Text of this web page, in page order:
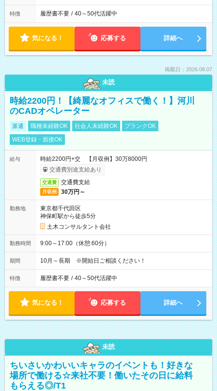
特徴 履歴書不要 / 40～50代活躍中
気になる！ 応募する 詳細へ
掲載日：2026.08.07
未読
時給2200円！【綺麗なオフィスで働く！】河川
のCADオペレーター
派遣 職種未経験OK 社会人未経験OK
ブランクOK
WEB登録・面接OK
給与
時給2200円+交 【月収例】30万8000円
交通費別途支給あり
交通費 交通費支給
月収例 30万円～
勤務地
東京都千代田区
神保町駅から徒歩5分
土木コンサルタント会社
勤務時間 9:00～17:00（休憩:60分）
期間 10月～長期 ※開始日ご相談ください！
特徴 履歴書不要 / 40～50代活躍中
気になる！ 応募する 詳細へ
未読
ちいさいかわいいキャラのイベントも！好きな
場所で働ける☆来社不要！働いたその日に給料
もらえる◎/T1